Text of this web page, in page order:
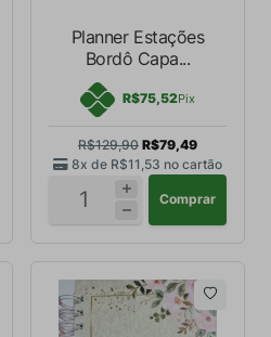
Planner Estações
Bordô Capa...
R$75,52Pix
R$129,90 R$79,49
8x de R$11,53 no cartão
Comprar